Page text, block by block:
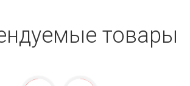
товары